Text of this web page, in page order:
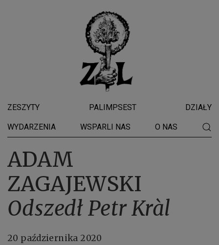
ZESZYTY PALIMPSEST DZIAŁY
WYDARZENIA WSPARLI NAS O NAS
ADAM
ZAGAJEWSKI
Odszedł Petr Kràl
20 października 2020